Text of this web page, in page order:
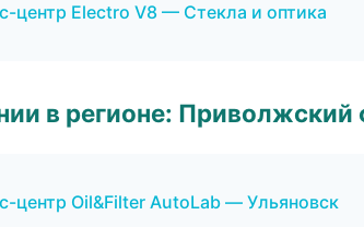
центр Electro V8 — Стекла и оптика
в регионе: Приволжский
центр Oil&Filter AutoLab — Ульяновск